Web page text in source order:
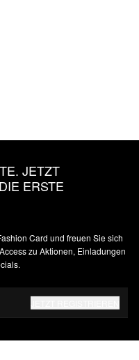
JETZT
ERSTE
Card und freuen Sie sich
zu Aktionen, Einladungen